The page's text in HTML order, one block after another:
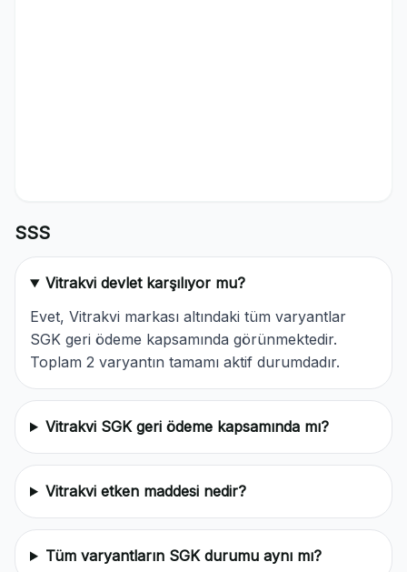
SSS
Vitrakvi devlet karşılıyor mu?
Evet, Vitrakvi markası altındaki tüm varyantlar
SGK geri ödeme kapsamında görünmektedir.
Toplam 2 varyantın tamamı aktif durumdadır.
Vitrakvi SGK geri ödeme kapsamında mı?
Vitrakvi etken maddesi nedir?
Tüm varyantların SGK durumu aynı mı?